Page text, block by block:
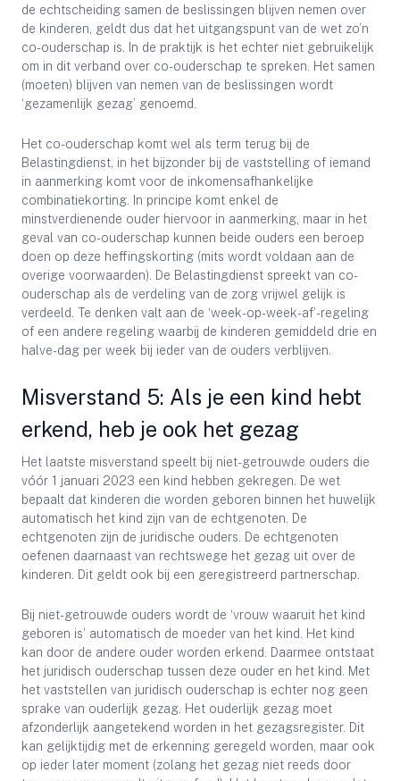
de echtscheiding samen de beslissingen blijven nemen over
de kinderen, geldt dus dat het uitgangspunt van de wet zo’n
co-ouderschap is. In de praktijk is het echter niet gebruikelijk
om in dit verband over co-ouderschap te spreken. Het samen
(moeten) blijven van nemen van de beslissingen wordt
‘gezamenlijk gezag’ genoemd.
Het co-ouderschap komt wel als term terug bij de
Belastingdienst, in het bijzonder bij de vaststelling of iemand
in aanmerking komt voor de inkomensafhankelijke
combinatiekorting. In principe komt enkel de
minstverdienende ouder hiervoor in aanmerking, maar in het
geval van co-ouderschap kunnen beide ouders een beroep
doen op deze heffingskorting (mits wordt voldaan aan de
overige voorwaarden). De Belastingdienst spreekt van co-
ouderschap als de verdeling van de zorg vrijwel gelijk is
verdeeld. Te denken valt aan de ‘week-op-week-af’-regeling
of een andere regeling waarbij de kinderen gemiddeld drie en
halve-dag per week bij ieder van de ouders verblijven.
Misverstand 5: Als je een kind hebt
erkend, heb je ook het gezag
Het laatste misverstand speelt bij niet-getrouwde ouders die
vóór 1 januari 2023 een kind hebben gekregen. De wet
bepaalt dat kinderen die worden geboren binnen het huwelijk
automatisch het kind zijn van de echtgenoten. De
echtgenoten zijn de juridische ouders. De echtgenoten
oefenen daarnaast van rechtswege het gezag uit over de
kinderen. Dit geldt ook bij een geregistreerd partnerschap.
Bij niet-getrouwde ouders wordt de ‘vrouw waaruit het kind
geboren is’ automatisch de moeder van het kind. Het kind
kan door de andere ouder worden erkend. Daarmee ontstaat
het juridisch ouderschap tussen deze ouder en het kind. Met
het vaststellen van juridisch ouderschap is echter nog geen
sprake van ouderlijk gezag. Het ouderlijk gezag moet
afzonderlijk aangetekend worden in het gezagsregister. Dit
kan gelijktijdig met de erkenning geregeld worden, maar ook
op ieder later moment (zolang het gezag niet reeds door